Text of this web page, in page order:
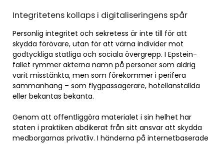
Integritetens kollaps i digitaliseringens spår
Personlig integritet och sekretess är inte till för att
skydda förövare, utan för att värna individer mot
godtyckliga statliga och sociala övergrepp. I Epstein-
fallet rymmer akterna namn på personer som aldrig
varit misstänkta, men som förekommer i perifera
sammanhang – som flygpassagerare, hotellanställda
eller bekantas bekanta.
Genom att offentliggöra materialet i sin helhet har
staten i praktiken abdikerat från sitt ansvar att skydda
medborgarnas privatliv. I händerna på internetbaserade